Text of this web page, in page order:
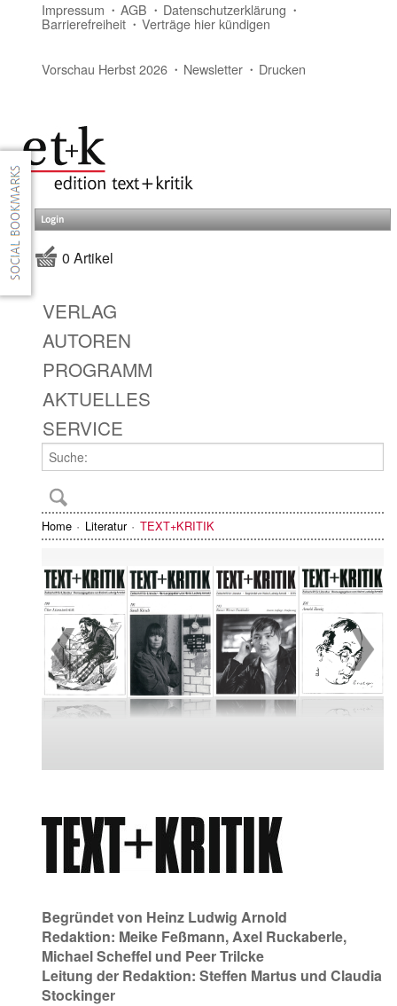
Impressum AGB Datenschutzerklärung
Barrierefreiheit Verträge hier kündigen
Vorschau Herbst 2026 Newsletter Drucken
Login
0 Artikel
VERLAG
AUTOREN
PROGRAMM
AKTUELLES
SERVICE
Home Literatur TEXT+KRITIK
Begründet von Heinz Ludwig Arnold
Redaktion: Meike Feßmann,Axel Ruckaberle,
Michael Scheffel und Peer Trilcke
Leitung der Redaktion: Steffen Martus und Claudia
Stockinger